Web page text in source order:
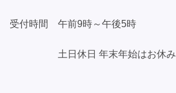
受付時間 午前9時～午後5時
土日休日 年末年始はお休み